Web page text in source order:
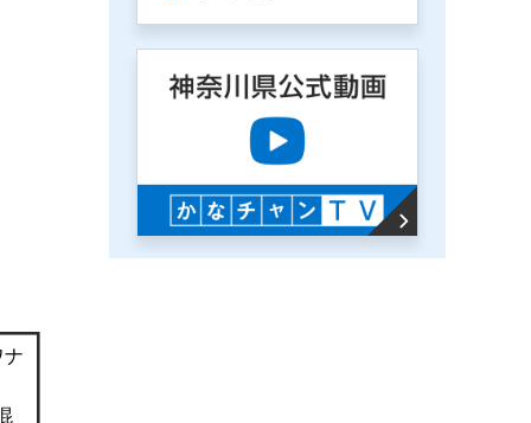
ナ